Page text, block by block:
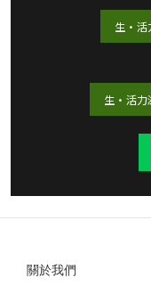
生·活
生·活力
關於我們